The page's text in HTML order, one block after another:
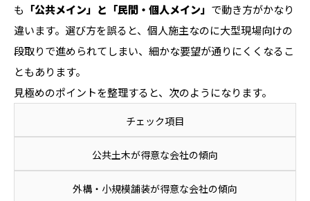
も 「公共メイン」と「民間・個人メイン」 で動き方がかなり
違います。選び方を誤ると、個人施主なのに大型現場向けの
段取りで進められてしまい、細かな要望が通りにくくなるこ
ともあります。
見極めのポイントを整理すると、次のようになります。
チェック項目
公共土木が得意な会社の傾向
外構・小規模舗装が得意な会社の傾向